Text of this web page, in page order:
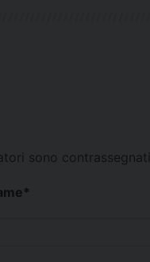
sono contrassegnati
*